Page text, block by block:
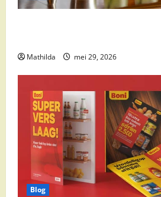
Mathilda mei 29, 2026
Blog